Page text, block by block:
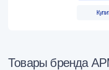
Товары бренда